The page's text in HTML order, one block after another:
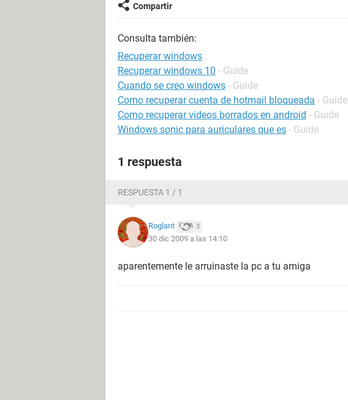
Compartir
Consulta también:
Recuperar windows
Recuperar windows 10 - Guide
Cuando se creo windows - Guide
Como recuperar cuenta de hotmail bloqueada - Guide
Como recuperar videos borrados en android - Guide
Windows sonic para auriculares que es - Guide
1 respuesta
RESPUESTA 1 / 1
Roglant 3
30 dic 2009 a las 14:10
aparentemente le arruinaste la pc a tu amiga